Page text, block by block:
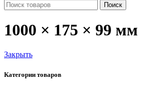
Поиск
1000 × 175 × 99 мм
Закрыть
Категории товаров